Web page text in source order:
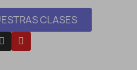
CLASES